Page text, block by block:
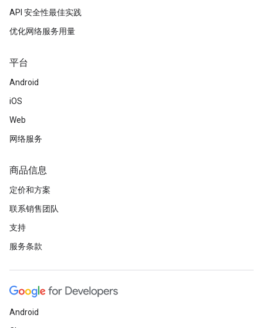
API 安全性最佳实践
优化网络服务用量
平台
Android
iOS
Web
网络服务
商品信息
定价和方案
联系销售团队
支持
服务条款
Android